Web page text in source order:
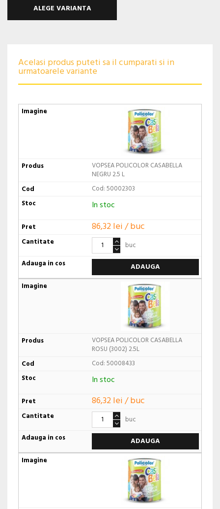
ALEGE VARIANTA
Acelasi produs puteti sa il cumparati si in
urmatoarele variante
VOPSEA POLICOLOR CASABELLA
NEGRU 2.5 L
Cod: 50002303
In stoc
86,32 lei / buc
buc
ADAUGA
VOPSEA POLICOLOR CASABELLA
ROSU (3002) 2.5L
Cod: 50008433
In stoc
86,32 lei / buc
buc
ADAUGA